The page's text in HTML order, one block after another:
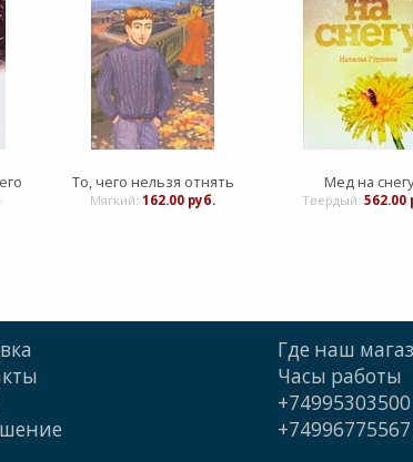
То, чего нельзя отнять
Мягкий: 162.00 руб.
Мед на снегу
Твердый: 562.00
Где наш
Часы работы
+74995303500
+74996775567